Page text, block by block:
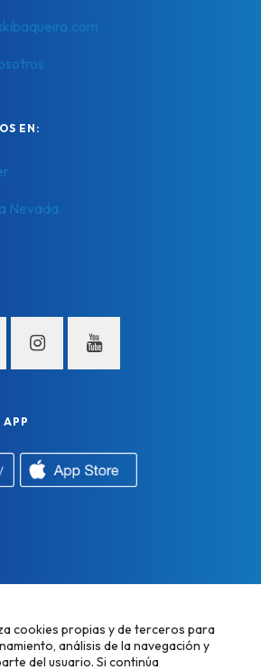
EN:
Nevada
APP
cookies propias y de terceros para
análisis de la navegación y
del usuario. Si continúa